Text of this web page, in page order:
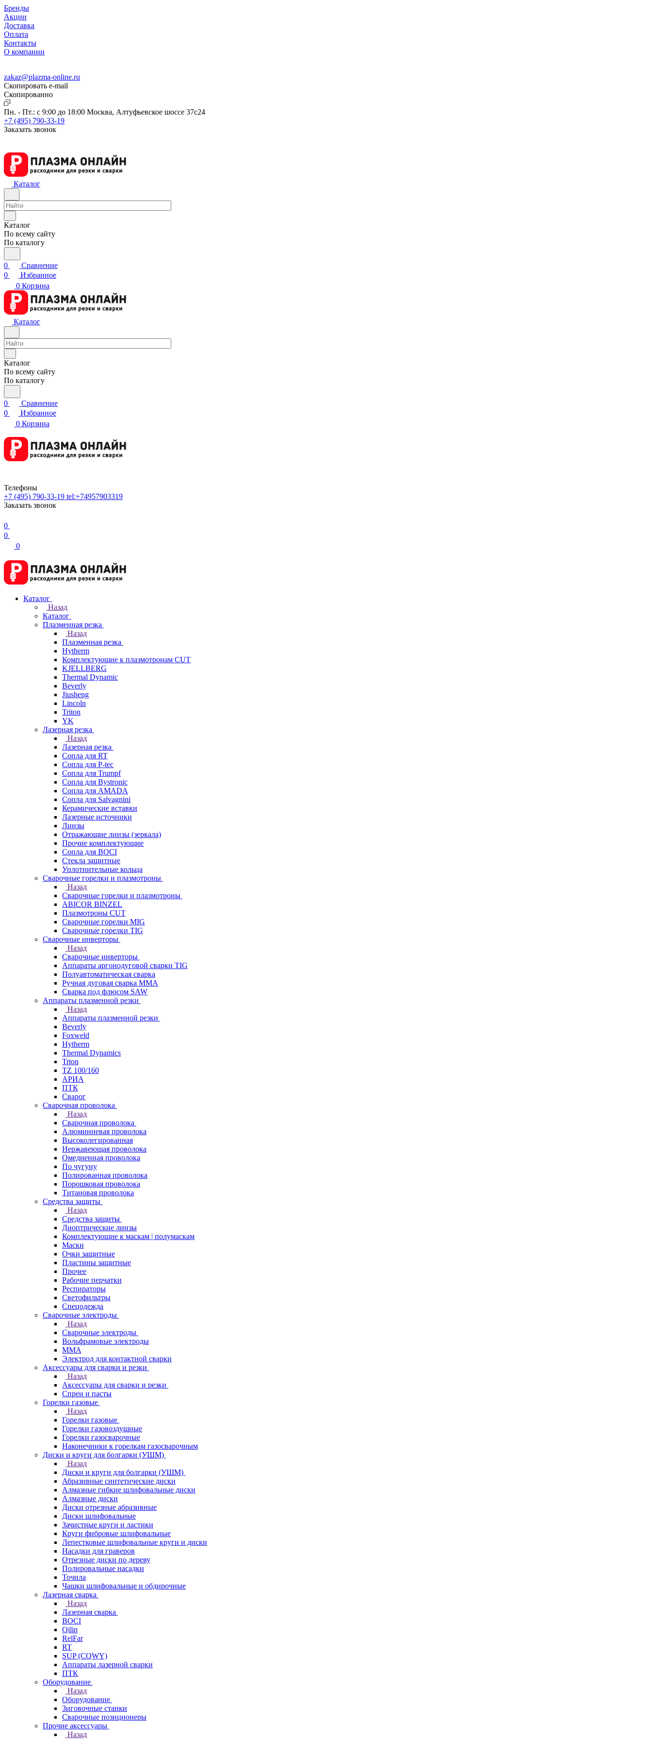
Бренды
Акции
Доставка
Оплата
Контакты
О компании
zakaz@plazma-online.ru
Скопировать e-mail
Cкопированно
Пн. - Пт.: с 9:00 до 18:00 Москва, Алтуфьевское шоссе 37с24
+7 (495) 790-33-19
Заказать звонок
Каталог
Каталог
По всему сайту
По каталогу
0
Сравнение
0
Избранное
0 Корзина
Каталог
Каталог
По всему сайту
По каталогу
0
Сравнение
0
Избранное
0 Корзина
Телефоны
+7 (495) 790-33-19 tel:+74957903319
Заказать звонок
0
0
0
Каталог
Назад
Каталог
Плазменная резка
Назад
Плазменная резка
Hytherm
Комплектующие к плазмотронам CUT
KJELLBERG
Thermal Dynamic
Beverly
Jiusheng
Lincoln
Triton
YK
Лазерная резка
Назад
Лазерная резка
Сопла для RT
Сопла для P-tec
Сопла для Trumpf
Сопла для Bystronic
Сопла для AMADA
Сопла для Salvagnini
Керамические вставки
Лазерные источники
Линзы
Отражающие линзы (зеркала)
Прочие комплектующие
Сопла для BOCI
Стекла защитные
Уплотнительные кольца
Сварочные горелки и плазмотроны
Назад
Сварочные горелки и плазмотроны
ABICOR BINZEL
Плазмотроны CUT
Сварочные горелки MIG
Сварочные горелки TIG
Сварочные инверторы
Назад
Сварочные инверторы
Аппараты аргонодуговой сварки TIG
Полуавтоматическая сварка
Ручная дуговая сварка MMA
Сварка под флюсом SAW
Аппараты плазменной резки
Назад
Аппараты плазменной резки
Beverly
Foxweld
Hytherm
Thermal Dynamics
Trton
TZ 100/160
АРИА
ПТК
Сварог
Сварочная проволока
Назад
Сварочная проволока
Алюминиевая проволока
Высоколегированная
Нержавеющая проволока
Омедненная проволока
По чугуну
Полированная проволока
Порошковая проволока
Титановая проволока
Средства защиты
Назад
Средства защиты
Диоптрические линзы
Комплектующие к маскам | полумаскам
Маски
Очки защитные
Пластины защитные
Прочее
Рабочие перчатки
Респираторы
Светофильтры
Спецодежда
Сварочные электроды
Назад
Сварочные электроды
Вольфрамовые электроды
ММА
Электрод для контактной сварки
Аксессуары для сварки и резки
Назад
Аксессуары для сварки и резки
Спреи и пасты
Горелки газовые
Назад
Горелки газовые
Горелки газовоздушные
Горелки газосварочные
Наконечники к горелкам газосварочным
Диски и круги для болгарки (УШМ)
Назад
Диски и круги для болгарки (УШМ)
Абразивные синтетические диски
Алмазные гибкие шлифовальные диски
Алмазные диски
Диски отрезные абразивные
Диски шлифовальные
Зачистные круги и ластики
Круги фибровые шлифовальные
Лепестковые шлифовальные круги и диски
Насадки для граверов
Отрезные диски по дереву
Полировальные насадки
Точила
Чашки шлифовальные и обдирочные
Лазерная сварка
Назад
Лазерная сварка
BOCI
Qilin
RelFar
RT
SUP (CQWY)
Аппараты лазерной сварки
ПТК
Оборудование
Назад
Оборудование
Зиговочные станки
Сварочные позиционеры
Прочие аксессуары
Назад